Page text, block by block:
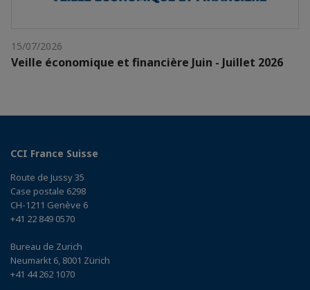
15/07/2026
Veille économique et financière Juin - Juillet 2026
CCI France Suisse
Route de Jussy 35
Case postale 6298
CH-1211 Genève 6
+41 22 849 0570
Bureau de Zurich
Neumarkt 6, 8001 Zürich
+41 44 262 1070